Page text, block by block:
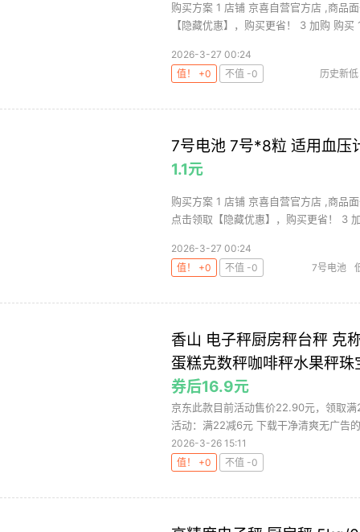
购买方案 1 店铺 京喜自营官方店 ,商品
【隐藏优惠】，购买更省！ 3 加购 购买
2026-3-27 00:24
值！ +0
不值 -0 历史新低
7号电池 7号*8粒 适用血压
1.1元
购买方案 1 店铺 京喜自营官方店 ,商品
点击领取【隐藏优惠】，购买更省！ 3
2026-3-27 00:24
值！ +0
不值 -0 7号电池
香山 电子秤厨房秤台秤 克
蛋糕克数秤咖啡秤水果秤珠
券后16.9元
京东此款目前活动售价22.90元，领取
活动：满22减6元 下载干净清爽无广告
2026-3-26 15:11
值！ +0
不值 -0